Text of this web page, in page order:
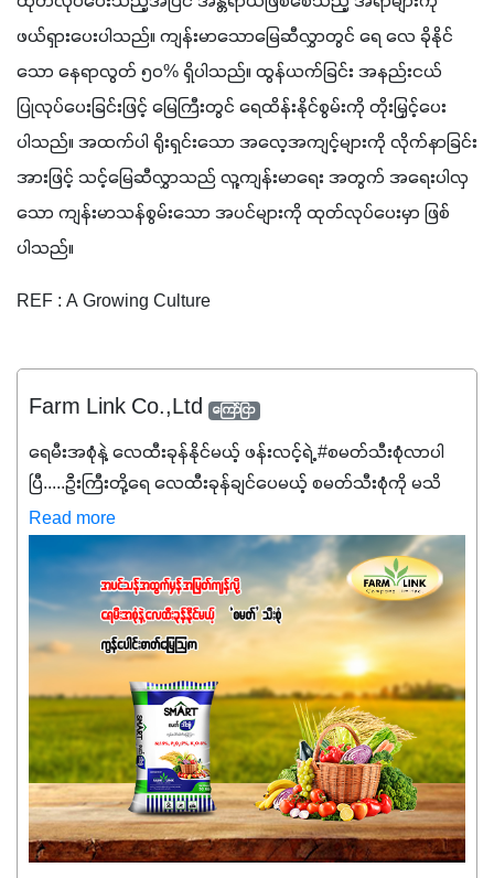
ဖယ်ရှားပေးပါသည်။ ကျန်းမာသောမြေဆီလွှာတွင် ရေ လေ ခိုနိုင်
သော နေရာလွတ် ၅၀% ရှိပါသည်။ ထွန်ယက်ခြင်း အနည်းငယ်
ပြုလုပ်ပေးခြင်းဖြင့် မြေကြီးတွင် ရေထိန်းနိုင်စွမ်းကို တိုးမြှင့်ပေး
ပါသည်။ အထက်ပါ ရိုးရှင်းသော အလေ့အကျင့်များကို လိုက်နာခြင်း
အားဖြင့် သင့်မြေဆီလွှာသည် လူ့ကျန်းမာရေး အတွက် အရေးပါလှ
သော ကျန်းမာသန်စွမ်းသော အပင်များကို ထုတ်လုပ်ပေးမှာ ဖြစ်
ပါသည်။
REF : A Growing Culture
Farm Link Co.,Ltd ကြော်ငြာ
ရေမီးအစုံနဲ့ လေထီးခုန်နိုင်မယ့် ဖန်းလင့်ရဲ့ #စမတ်သီးစုံလာပါ
ပြီ.....ဦးကြီးတို့ရေ ‌လေထီးခုန်ချင်ပေမယ့် စမတ်သီးစုံကို မသိ
သေးရင်တော့ ဒီစာလေးကို ဆက်ဖတ်‌ပေးပါ #စမတ်သီးစုံဆိုတာ
အပင်တိုင်းအတွက် အဓိကအာဟာရNPK (19:7:8)နဲ့ #ဟူးမစ်
အက်စစ်တို့ အချိုးကျ ပေါင်းစပ်ထားတဲ့ ကွန်ပေါင်း
ဓာတ်မြေဩဇာဖြစ်ပါတယ်။ အဓိကအကျိုးကျေးဇူးတွေအနေနဲ့
ကတော့ နိုက်ထရိုဂျင် 19%ပါဝင်တဲ့အတွက် ကလိုရိုဖီးလ်ဖွဲ့စည်း
မှုကို အားပေးကာ သီးနှံပင်များ၏အရွက်များစိမ်းလန်းသန်စွမ်း
ပြီး အစာချက်လုပ်မှုအားကောင်းစေပါတယ်။ အပင်၏ပင်ပိုင်း
ကြီးထွားမှုကို တိုးမြင့်စေကာ အပင်သန်၍ အကြီးမြန်စေပါတယ်။
သင့်တော်တဲ့ Phosphorus 7%ပါဝင်မှုကြောင့် အပင်ရဲ့ အမြစ်
ဖွဲ့စည်းတည်ဆောက်မှုကို ပို၍သန်မာလာအောင် အားပေးပါ
တယ်။ ဒါ့အပြင် ပန်းပွင့်ခြင်း၊အသီးသီးခြင်း၊အစေ့တည်ခြင်း
လုပ်ငန်းစဉ်များကိုလည်း အားပေးပါတယ်။ လုံလောက်တဲ့
Read more